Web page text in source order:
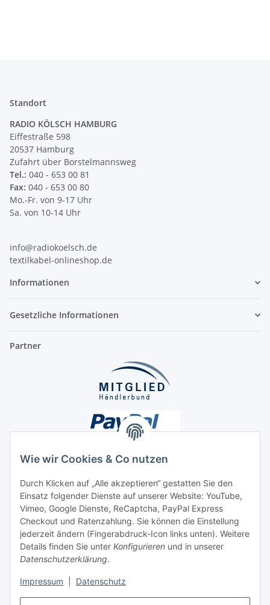
Wie wir Cookies & Co nutzen
Durch Klicken auf „Alle akzeptieren“ gestatten Sie den
Einsatz folgender Dienste auf unserer Website: YouTube,
Vimeo, Google Dienste, ReCaptcha, PayPal Express
Checkout und Ratenzahlung. Sie können die Einstellung
jederzeit ändern (Fingerabdruck-Icon links unten). Weitere
Details finden Sie unter Konfigurieren und in unserer
Datenschutzerklärung.
Impressum Datenschutz
Standort
RADIO KÖLSCH HAMBURG
Eiffestraße 598
20537 Hamburg
Zufahrt über Borstelmannsweg
Tel.: 040 - 653 00 81
Fax: 040 - 653 00 80
Mo.-Fr. von 9-17 Uhr
Sa. von 10-14 Uhr
info@radiokoelsch.de
textilkabel-onlineshop.de
Informationen
Gesetzliche Informationen
Partner
Unsere Seiten
Social Media
Vertrag widerrufen